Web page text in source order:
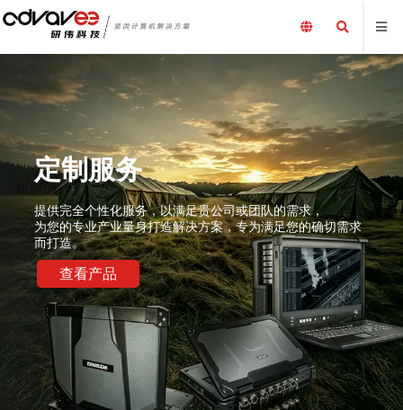
定制服务
提供完全个性化服务，以满足贵公司或团队的需求，
为您的专业产业量身打造解决方案，专为满足您的确切需求
而打造。
查看产品